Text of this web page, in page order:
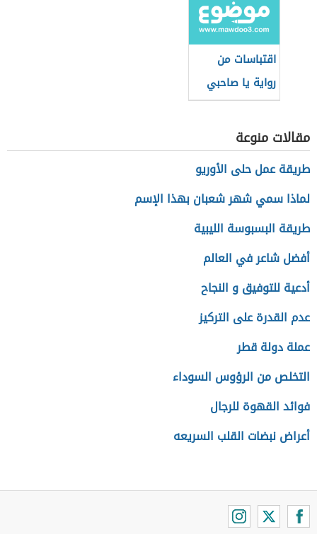
اقتباسات من
رواية يا صاحبي
السجن
مقالات منوعة
طريقة عمل حلى الأوريو
لماذا سمي شهر شعبان بهذا الإسم
طريقة البسبوسة الليبية
أفضل شاعر في العالم
أدعية للتوفيق و النجاح
عدم القدرة على التركيز
عملة دولة قطر
التخلص من الرؤوس السوداء
فوائد القهوة للرجال
أعراض نبضات القلب السريعه